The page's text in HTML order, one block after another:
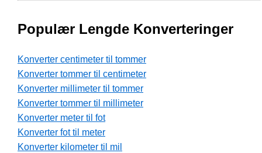
Populær Lengde Konverteringer
Konverter centimeter til tommer
Konverter tommer til centimeter
Konverter millimeter til tommer
Konverter tommer til millimeter
Konverter meter til fot
Konverter fot til meter
Konverter kilometer til mil